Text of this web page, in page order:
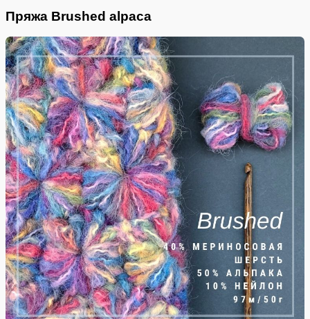
Пряжа Brushed alpaca